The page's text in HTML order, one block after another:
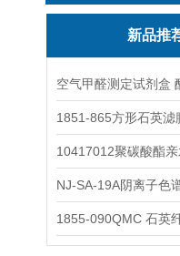
新品推
NJ-SA-19A阴离子色
1855-090QMC 石英